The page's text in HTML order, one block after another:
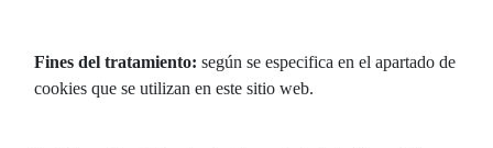
Fines del tratamiento: según se especifica en el apartado de
cookies que se utilizan en este sitio web.